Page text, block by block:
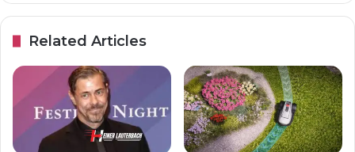
Related Articles